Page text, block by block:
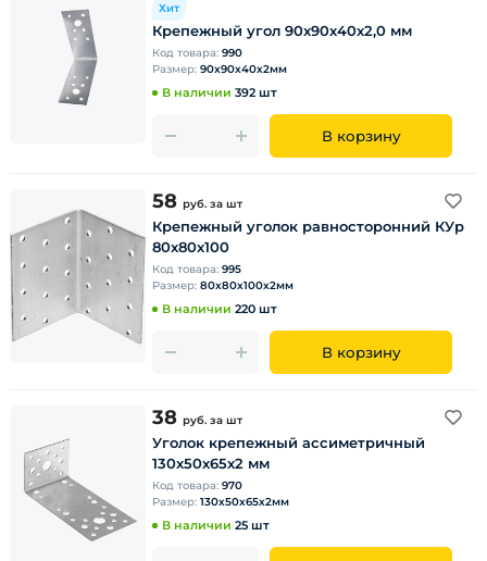
Хит
Крепежный угол 90х90х40х2,0 мм
Код товара: 990
Размер: 90х90х40х2мм
В наличии 392 шт
В корзину
58 руб. за шт
Крепежный уголок равносторонний КУр
80х80х100
Код товара: 995
Размер: 80х80х100х2мм
В наличии 220 шт
В корзину
38 руб. за шт
Уголок крепежный ассиметричный
130х50х65х2 мм
Код товара: 970
Размер: 130х50х65х2мм
В наличии 25 шт